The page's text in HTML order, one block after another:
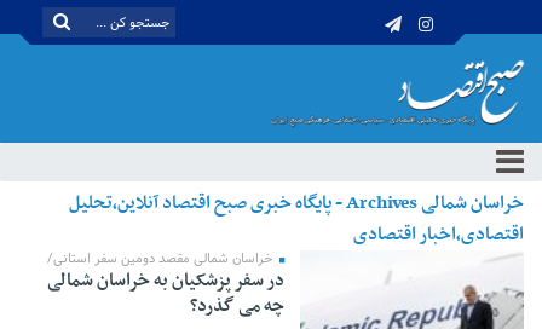
خراسان شمالی Archives - پایگاه خبری صبح اقتصاد آنلاین،تحلیل
اقتصادی،اخبار اقتصادی
خراسان شمالی مقصد دومین سفر استانی/
در سفر پزشکیان به خراسان شمالی
چه می گذرد؟